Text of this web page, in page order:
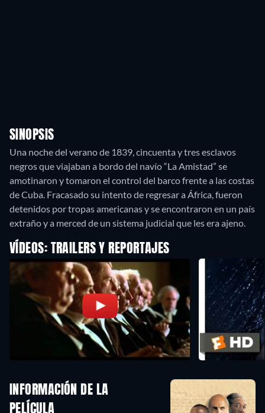
SINOPSIS
Una noche del verano de 1839, cincuenta y tres esclavos
negros que viajaban a bordo del navío “La Amistad” se
amotinaron y tomaron el control del barco frente a las costas
de Cuba. Fracasado su intento de regresar a África, fueron
detenidos por tropas americanas y se encontraron en un país
extraño y a merced de un sistema judicial que les era ajeno.
VÍDEOS: TRAILERS Y REPORTAJES
INFORMACIÓN DE LA
PELÍCULA